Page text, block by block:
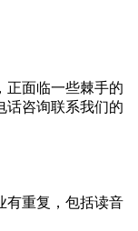
正面临一些棘手的
话咨询联系我们的
有重复，包括读音